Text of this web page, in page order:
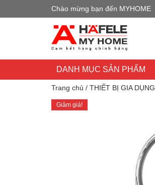
Chào mừng bạn đến MYHOME
DANH MỤC SẢN PHẨM
Trang chủ / THIẾT BỊ GIA DỤNG
Giảm giá!